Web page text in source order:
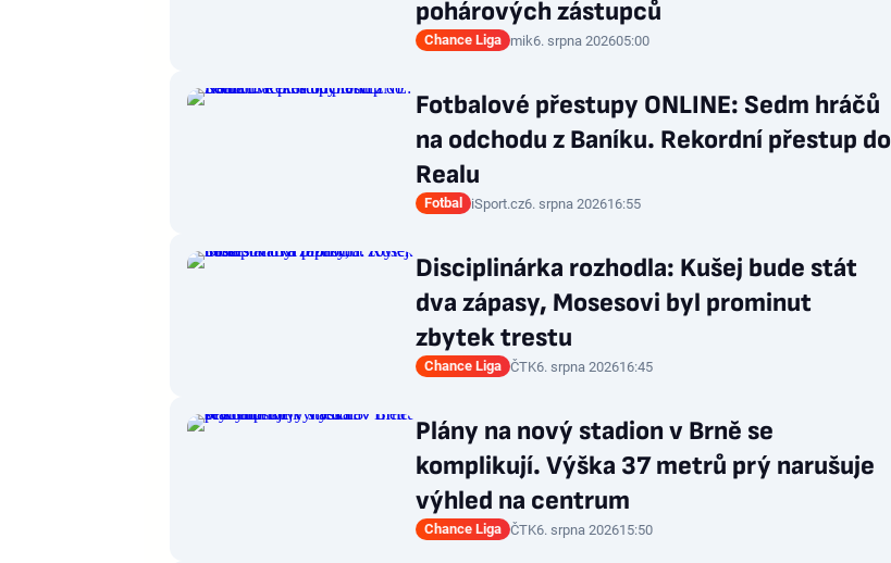
pohárových zástupců
Chance Liga mik6. srpna 202605:00
Fotbalové přestupy ONLINE: Sedm hráčů
na odchodu z Baníku. Rekordní přestup do
Realu
Fotbal iSport.cz6. srpna 202616:55
Disciplinárka rozhodla: Kušej bude stát
dva zápasy, Mosesovi byl prominut
zbytek trestu
Chance Liga ČTK6. srpna 202616:45
Plány na nový stadion v Brně se
komplikují. Výška 37 metrů prý narušuje
výhled na centrum
Chance Liga ČTK6. srpna 202615:50